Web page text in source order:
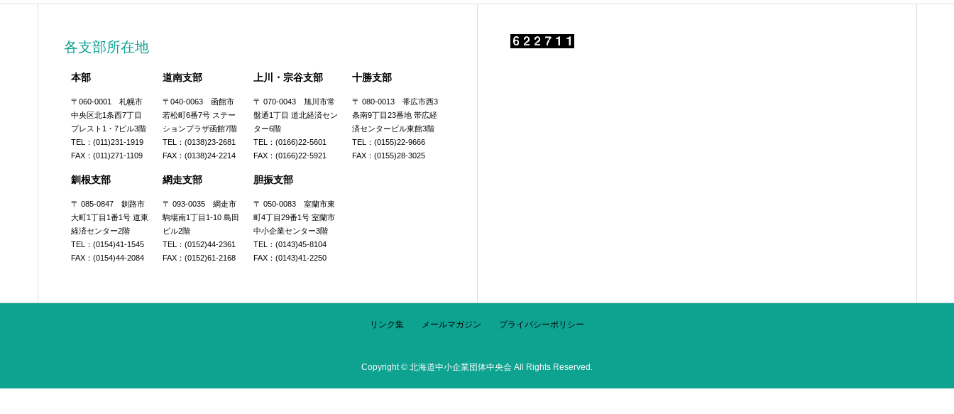
各支部所在地
本部 道南支部 上川・宗谷支部 十勝支部
〒060-0001 札幌市
中央区北1条西7丁目
プレスト1・7ビル3階
TEL：(011)231-1919
FAX：(011)271-1109
〒040-0063 函館市
若松町6番7号 ステー
ションプラザ函館7階
TEL：(0138)23-2681
FAX：(0138)24-2214
〒 070-0043 旭川市常
盤通1丁目 道北経済セン
ター6階
TEL：(0166)22-5601
FAX：(0166)22-5921
〒 080-0013 帯広市西3
条南9丁目23番地 帯広経
済センタービル東館3階
TEL：(0155)22-9666
FAX：(0155)28-3025
釧根支部 網走支部 胆振支部
〒 085-0847 釧路市
大町1丁目1番1号 道東
経済センター2階
TEL：(0154)41-1545
FAX：(0154)44-2084
〒 093-0035 網走市
駒場南1丁目1-10 島田
ビル2階
TEL：(0152)44-2361
FAX：(0152)61-2168
〒 050-0083 室蘭市東
町4丁目29番1号 室蘭市
中小企業センター3階
TEL：(0143)45-8104
FAX：(0143)41-2250
リンク集 メールマガジン プライバシーポリシー
Copyright © 北海道中小企業団体中央会 All Rights Reserved.